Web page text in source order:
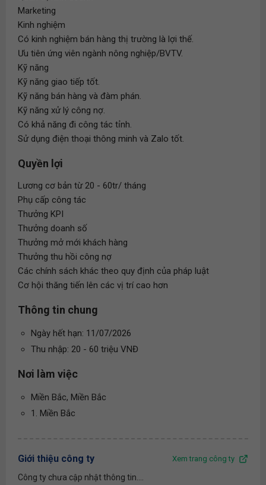
Marketing
Kinh nghiệm
Có kinh nghiệm bán hàng thị trường là lợi thế.
Ưu tiên ứng viên ngành nông nghiệp/BVTV.
Kỹ năng
Kỹ năng giao tiếp tốt.
Kỹ năng bán hàng và đàm phán.
Kỹ năng xử lý công nợ.
Có khả năng đi công tác tỉnh.
Sử dụng điện thoại thông minh và Zalo tốt.
Quyền lợi
Lương cơ bản từ 20 - 60tr/ tháng
Phụ cấp công tác
Thưởng KPI
Thưởng doanh số
Thưởng mở mới khách hàng
Thưởng thu hồi công nợ
Các chính sách khác theo quy định của pháp luật
Cơ hội thăng tiến lên các vị trí cao hơn
Thông tin chung
Ngày hết hạn: 11/07/2026
Thu nhập: 20 - 60 triệu VNĐ
Nơi làm việc
Miền Bắc, Miền Bắc
1. Miền Bắc
Giới thiệu công ty Xem trang công ty
Công ty chưa cập nhật thông tin....